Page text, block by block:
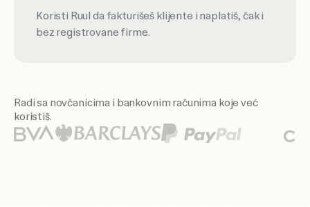
Koristi Ruul da fakturišeš klijente i naplatiš, čak i
bez registrovane firme.
Radi sa novčanicima i bankovnim računima koje već
koristiš.